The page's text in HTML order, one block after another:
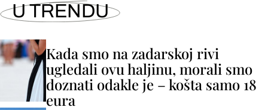
U TRENDU
Kada smo na zadarskoj rivi
ugledali ovu haljinu, morali smo
doznati odakle je – košta samo 18
eura